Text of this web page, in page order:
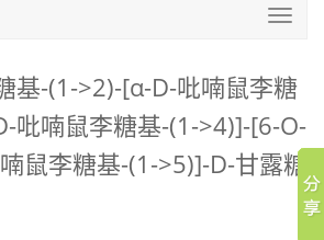
基-(1->2)-[α-D-吡喃鼠李糖
吡喃鼠李糖基-(1->4)]-[6-O-
鼠李糖基-(1->5)]-D-甘露糖